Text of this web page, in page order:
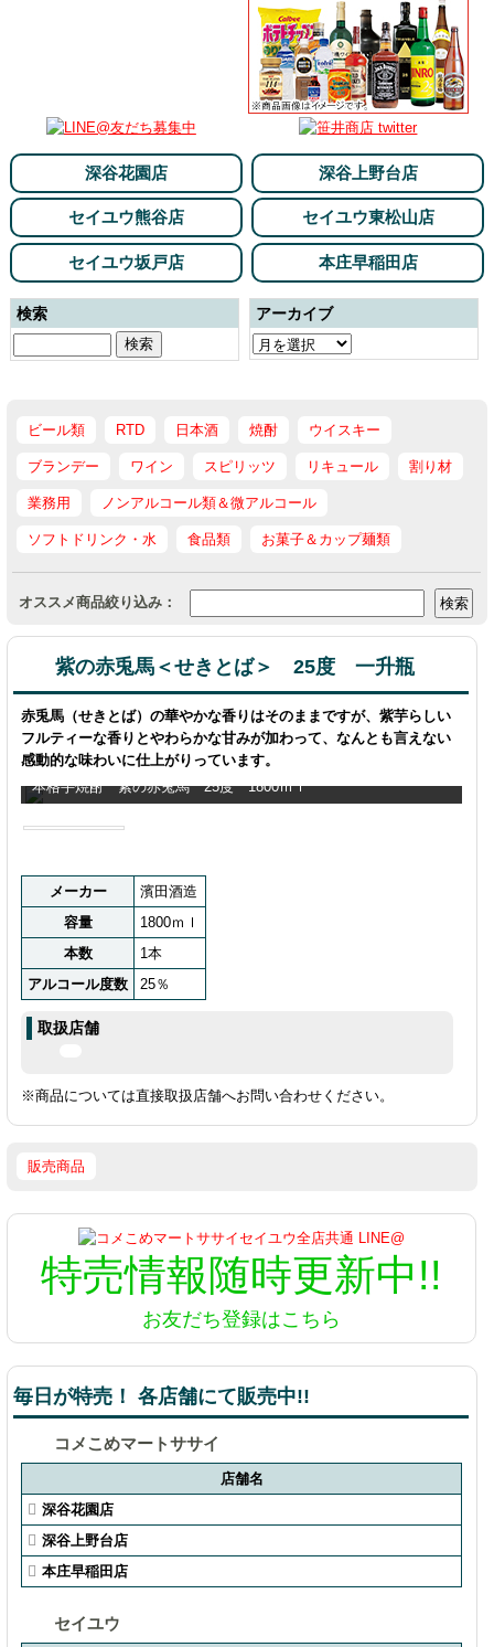
深谷花園店 深谷上野台店
セイユウ熊谷店 セイユウ東松山店
セイユウ坂戸店 本庄早稲田店
検索 アーカイブ
ビール類 RTD 日本酒 焼酎 ウイスキー
ブランデー ワイン スピリッツ リキュール 割り材
業務用 ノンアルコール類＆微アルコール
ソフトドリンク・水 食品類 お菓子＆カップ麺類
オススメ商品絞り込み：
紫の赤兎馬＜せきとば＞ 25度 一升瓶
赤兎馬（せきとば）の華やかな香りはそのままですが、紫芋らしい
フルティーな香りとやわらかな甘みが加わって、なんとも言えない
感動的な味わいに仕上がりっています。
本格芋焼酎 紫の赤兎馬 25度 1800ｍｌ
メーカー
濱田酒造
容量
1800ｍｌ
本数
1本
アルコール度数
25％
取扱店舗
※商品については直接取扱店舗へお問い合わせください。
販売商品
特売情報随時更新中!!
お友だち登録はこちら
毎日が特売！ 各店舗にて販売中!!
コメこめマートササイ
店舗名
深谷花園店
深谷上野台店
本庄早稲田店
セイユウ